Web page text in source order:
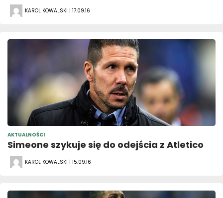
KAROL KOWALSKI | 17.09.16
AKTUALNOŚCI
Simeone szykuje się do odejścia z Atletico
KAROL KOWALSKI | 15.09.16